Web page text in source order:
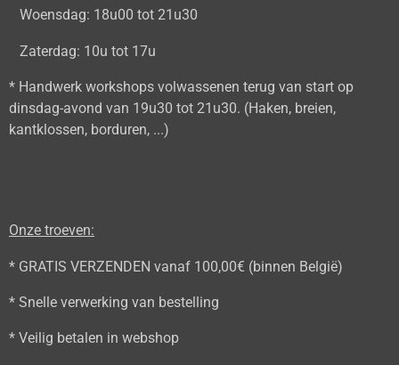
Woensdag: 18u00 tot 21u30
Zaterdag: 10u tot 17u
* Handwerk workshops volwassenen terug van start op
dinsdag-avond van 19u30 tot 21u30. (Haken, breien,
kantklossen, borduren, ...)
Onze troeven:
* GRATIS VERZENDEN vanaf 100,00€ (binnen België)
* Snelle verwerking van bestelling
* Veilig betalen in webshop